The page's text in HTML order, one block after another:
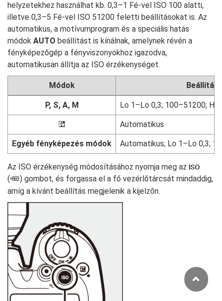
helyzetekhez használhat kb. 0,3–1 Fé-vel ISO 100 alatti,
illetve 0,3–5 Fé-vel ISO 51200 feletti beállításokat is. Az
automatikus, a motívumprogram és a speciális hatás
módok AUTO beállítást is kínálnak, amelynek révén a
fényképezőgép a fényviszonyokhoz igazodva,
automatikusan állítja az ISO érzékenységet.
Módok
P, S, A, M Lo 1–Lo 0,3; 100–51200; Hi
% Automatikus
Egyéb fényképezés módok Automatikus; Lo 1–Lo 0,3;
Az ISO érzékenység módosításához nyomja meg az S
(Q) gombot, és forgassa el a fő vezérlőtárcsát mindaddig,
amíg a kívánt beállítás megjelenik a kijelzőn.